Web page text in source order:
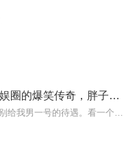
胖子的韩娱：逆袭韩娱圈的爆笑传奇，胖子的热血逐梦之旅